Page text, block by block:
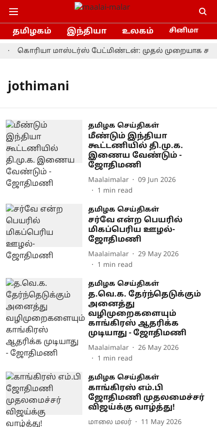
தமிழகம் இந்தியா உலகம் சினிமா
கொரியா மாஸ்டர்ஸ் பேட்மிண்டன்: முதல் முறையாக
jothimani
தமிழக செய்திகள்
மீண்டும் இந்தியா
கூட்டணியில் தி.மு.க.
இணைய வேண்டும் -
ஜோதிமணி
Maalaimalar
09 Jun 2026
1 min read
தமிழக செய்திகள்
சர்வே என்ற பெயரில்
மிகப்பெரிய ஊழல்-
ஜோதிமணி
Maalaimalar
29 May 2026
1 min read
தமிழக செய்திகள்
த.வெ.க. தேர்ந்தெடுக்கும்
அனைத்து
வழிமுறைகளையும்
காங்கிரஸ் ஆதரிக்க
முடியாது - ஜோதிமணி
Maalaimalar
26 May 2026
1 min read
தமிழக செய்திகள்
காங்கிரஸ் எம்.பி
ஜோதிமணி முதலமைச்சர்
விஜய்க்கு வாழ்த்து!
மாலை மலர்
11 May 2026